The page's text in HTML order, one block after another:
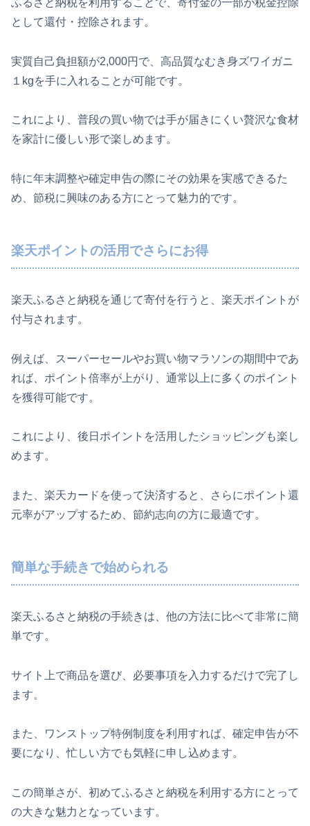
として還付・控除されます。
実質自己負担額が2,000円で、高品質なむき身ズワイガニ
１kgを手に入れることが可能です。
これにより、普段の買い物では手が届きにくい贅沢な食材
を家計に優しい形で楽しめます。
特に年末調整や確定申告の際にその効果を実感できるた
め、節税に興味のある方にとって魅力的です。
楽天ポイントの活用でさらにお得
楽天ふるさと納税を通じて寄付を行うと、楽天ポイントが
付与されます。
例えば、スーパーセールやお買い物マラソンの期間中であ
れば、ポイント倍率が上がり、通常以上に多くのポイント
を獲得可能です。
これにより、後日ポイントを活用したショッピングも楽し
めます。
また、楽天カードを使って決済すると、さらにポイント還
元率がアップするため、節約志向の方に最適です。
簡単な手続きで始められる
楽天ふるさと納税の手続きは、他の方法に比べて非常に簡
単です。
サイト上で商品を選び、必要事項を入力するだけで完了し
ます。
また、ワンストップ特例制度を利用すれば、確定申告が不
要になり、忙しい方でも気軽に申し込めます。
この簡単さが、初めてふるさと納税を利用する方にとって
の大きな魅力となっています。